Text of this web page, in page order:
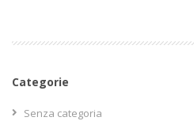
Categorie
Senza categoria